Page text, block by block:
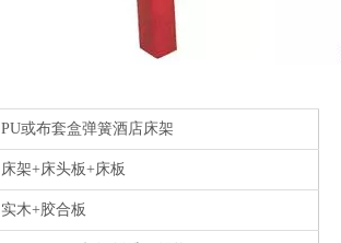
PU或布套盒弹簧酒店床架
床架+床头板+床板
实木+胶合板